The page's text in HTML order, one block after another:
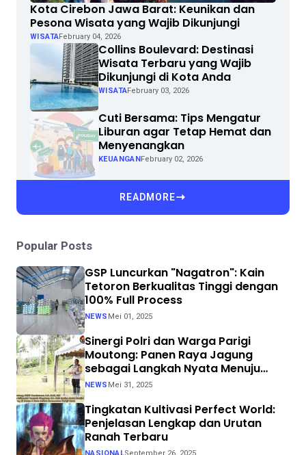
Kota Cirebon Jawa Barat: Keunikan dan
Pesona Wisata yang Wajib Dikunjungi
WISATAFebruary 04, 2026
Collins Boulevard: Destinasi
Wisata Terbaru yang Wajib
Dikunjungi di Kota Anda
WISATAFebruary 03, 2026
Cuti Bersama: Tips Mengatur
Liburan agar Tetap Hemat dan
Menyenangkan
KEUANGANFebruary 02, 2026
READMORE
Popular Posts
GSP Luncurkan "Nagatron": Kain
Tetoron Berkualitas Tinggi dengan
100% Full Process
NEWS Mei 01, 2025
Sinergi Polri dan Warga Parigi
Moutong: Panen Raya Jagung
sebagai Langkah Nyata Menuju
Swasembada Pangan
NEWS Mei 31, 2025
Tingkatan Kultivasi Perfect World:
Penjelasan Lengkap dan Urutan
Ranah Terbaru
NASIONALSeptember 26, 2025